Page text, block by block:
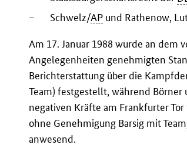
– Schwelz/AP und Rathenow,
Am 17. Januar 1988 wurde an dem
Angelegenheiten genehmigten
Berichterstattung über die
Team) festgestellt, während
negativen Kräfte am Frankfurter
ohne Genehmigung Barsig mit
anwesend.